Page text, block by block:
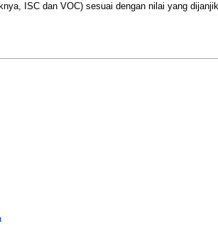
ISC dan VOC) sesuai dengan nilai yang